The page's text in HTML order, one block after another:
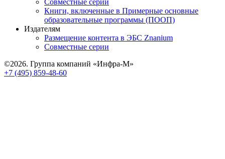
Книги, включенные в Примерные основные
образовательные программы (ПООП)
Издателям
Размещение контента в ЭБС Znanium
Совместные серии
©2026. Группа компаний «Инфра-М»
+7 (495) 859-48-60